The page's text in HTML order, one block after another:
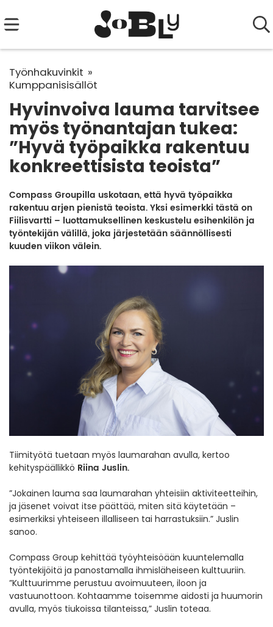
Työnhakuvinkit
Kumppanisisällöt
Hyvinvoiva lauma tarvitsee
myös työnantajan tukea:
”Hyvä työpaikka rakentuu
konkreettisista teoista”
Compass Groupilla uskotaan, että hyvä työpaikka
rakentuu arjen pienistä teoista. Yksi esimerkki tästä on
Fiilisvartti – luottamuksellinen keskustelu esihenkilön ja
työntekijän välillä, joka järjestetään säännöllisesti
kuuden viikon välein.
Tiimityötä tuetaan myös laumarahan avulla, kertoo
kehityspäällikkö Riina Juslin.
”Jokainen lauma saa laumarahan yhteisiin aktiviteetteihin,
ja jäsenet voivat itse päättää, miten sitä käytetään –
esimerkiksi yhteiseen illalliseen tai harrastuksiin.” Juslin
sanoo.
Compass Group kehittää työyhteisöään kuuntelemalla
työntekijöitä ja panostamalla ihmisläheiseen kulttuuriin.
”Kulttuurimme perustuu avoimuuteen, iloon ja
vastuunottoon. Kohtaamme toisemme aidosti ja huumorin
avulla, myös tiukoissa tilanteissa,” Juslin toteaa.